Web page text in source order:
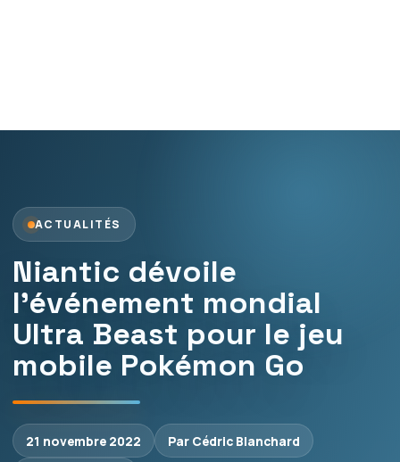
ACTUALITÉS
Niantic dévoile
l’événement mondial
Ultra Beast pour le jeu
mobile Pokémon Go
21 novembre 2022
Par Cédric Blanchard